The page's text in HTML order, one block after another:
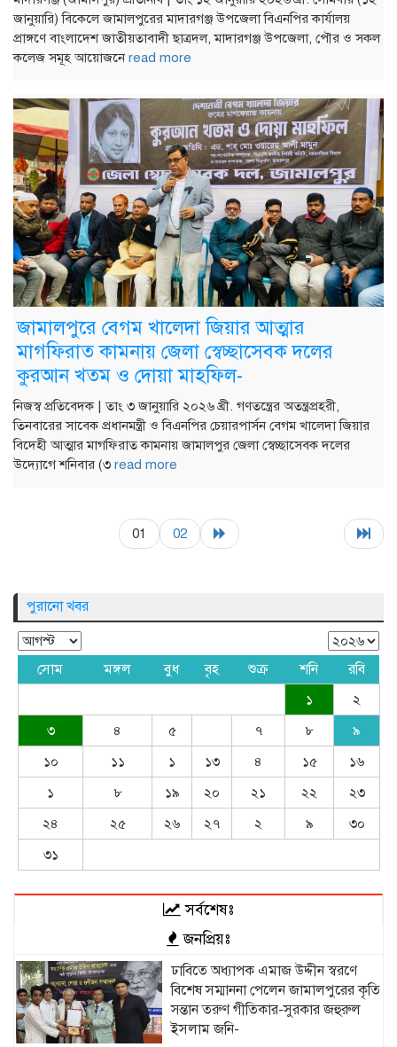
জানুয়ারি) বিকেলে জামালপুরের মাদারগঞ্জ উপজেলা বিএনপির কার্যালয়
প্রাঙ্গণে বাংলাদেশ জাতীয়তাবাদী ছাত্রদল, মাদারগঞ্জ উপজেলা, পৌর ও সকল
কলেজ সমূহ আয়োজনেread more
জামালপুরে বেগম খালেদা জিয়ার আত্মার
মাগফিরাত কামনায় জেলা স্বেচ্ছাসেবক দলের
কুরআন খতম ও দোয়া মাহফিল-
নিজস্ব প্রতিবেদক | তাং ৩ জানুয়ারি ২০২৬ খ্রী. গণতন্ত্রের অতন্ত্রপ্রহরী,
তিনবারের সাবেক প্রধানমন্ত্রী ও বিএনপির চেয়ারপার্সন বেগম খালেদা জিয়ার
বিদেহী আত্মার মাগফিরাত কামনায় জামালপুর জেলা স্বেচ্ছাসেবক দলের
উদ্যোগে শনিবার (৩ read more
01 02
পুরানো খবর
সোম মঙ্গল বুধ বৃহ শুক্র শনি রবি
১
২
৩
৪ ৫ ৭ ৮
৯
১০
১১ ১ ১৩ ৪ ১৫
১৬
১
৮ ১৯ ২০ ২১ ২২
২৩
২৪
২৫ ২৬ ২৭ ২ ৯
৩০
৩১
সর্বশেষঃ
জনপ্রিয়ঃ
ঢাবিতে অধ্যাপক এমাজ উদ্দীন স্বরণে
বিশেষ সম্মাননা পেলেন জামালপুরের কৃতি
সন্তান তরুণ গীতিকার-সুরকার জহুরুল
ইসলাম জনি-